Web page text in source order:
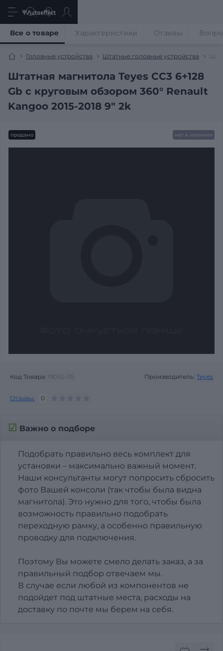
Головные устройства Штатные головные устройства
Штатная магнитола Teyes CC3 6+128
Gb с круговым обзором 360° Renault
Kangoo 2015-2018 9" 2k
Все о товаре Характеристики Отзывы
продано нет в наличии
Код Товара: 19052-05 Производитель: Teyes
Отзывы: 0
☑ Важно о подборе
Подобрать правильно весь комплект для
установки – максимально важный момент.
Наши консультанты могут попросить сбросить
фото Вашей консоли (так чтобы была видна
магнитола). Это нужно для того, чтобы была
возможность правильно подобрать
переходную рамку, а особенно правильную
проводку для подключения.
Поэтому Вы можете смело делать заказ, а за
правильный подбор отвечаем мы.
В случае если любой из компонентов не
подойдет под штатные места, расходы на
доставку по почте мы берем на себя.